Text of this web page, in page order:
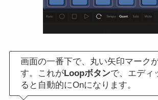
画面の一番下で、丸い矢印マーク
す。これがLoopボタンで、エディ
ると自動的にOnになります。